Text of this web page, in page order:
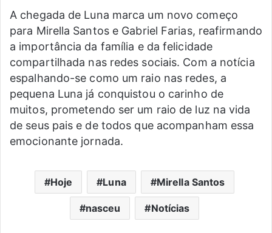
A chegada de Luna marca um novo começo
para Mirella Santos e Gabriel Farias, reafirmando
a importância da família e da felicidade
compartilhada nas redes sociais. Com a notícia
espalhando-se como um raio nas redes, a
pequena Luna já conquistou o carinho de
muitos, prometendo ser um raio de luz na vida
de seus pais e de todos que acompanham essa
emocionante jornada.
Hoje Luna Mirella Santos
nasceu Notícias